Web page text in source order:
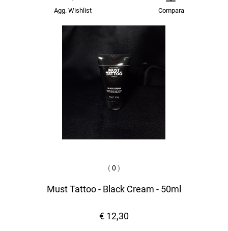
Agg. Wishlist Compara
(0 )
Must Tattoo - Black Cream - 50ml
€ 12,30